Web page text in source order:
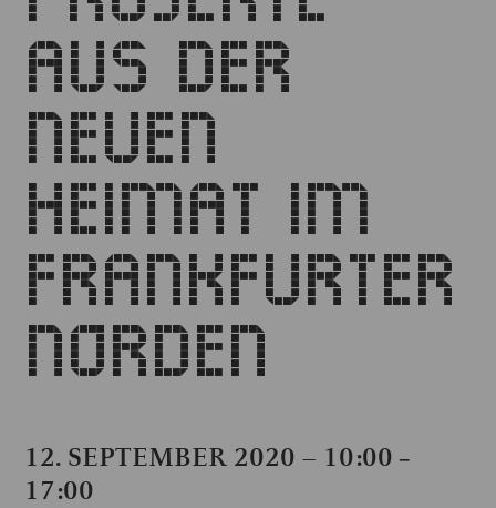
AUS DER
NEUEN
HEIMAT IM
FRANKFURTER
NORDEN
12. SEPTEMBER 2020 – 10:00 –
17:00